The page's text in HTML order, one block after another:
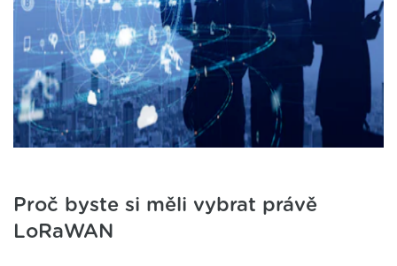
Proč byste si měli vybrat právě
LoRaWAN